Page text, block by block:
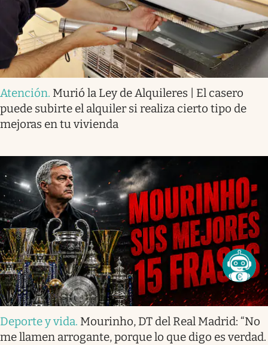
Atención. Murió la Ley de Alquileres | El casero
puede subirte el alquiler si realiza cierto tipo de
mejoras en tu vivienda
Deporte y vida. Mourinho, DT del Real Madrid: “No
me llamen arrogante, porque lo que digo es verdad.